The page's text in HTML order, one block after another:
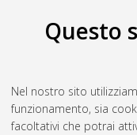
Questo
Nel nostro sito
funzionamento, sia
facoltativi che potrai